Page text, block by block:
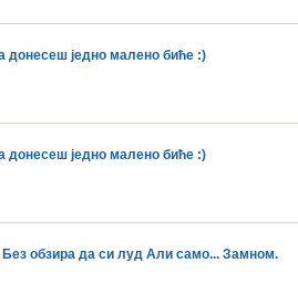
донесеш једно малено биће :)
донесеш једно малено биће :)
Без обзира да си луд Али само... Замном.